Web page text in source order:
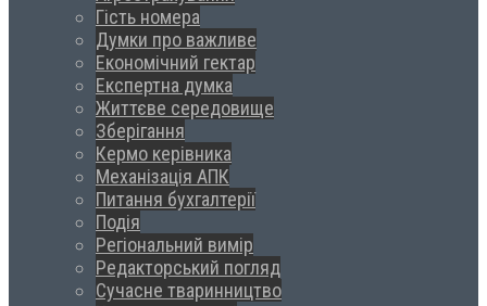
Гість номера
Думки про важливе
Економічний гектар
Експертна думка
Життєве середовище
Зберігання
Кермо керівника
Механізація АПК
Питання бухгалтерії
Подія
Регіональний вимір
Редакторський погляд
Сучасне тваринництво